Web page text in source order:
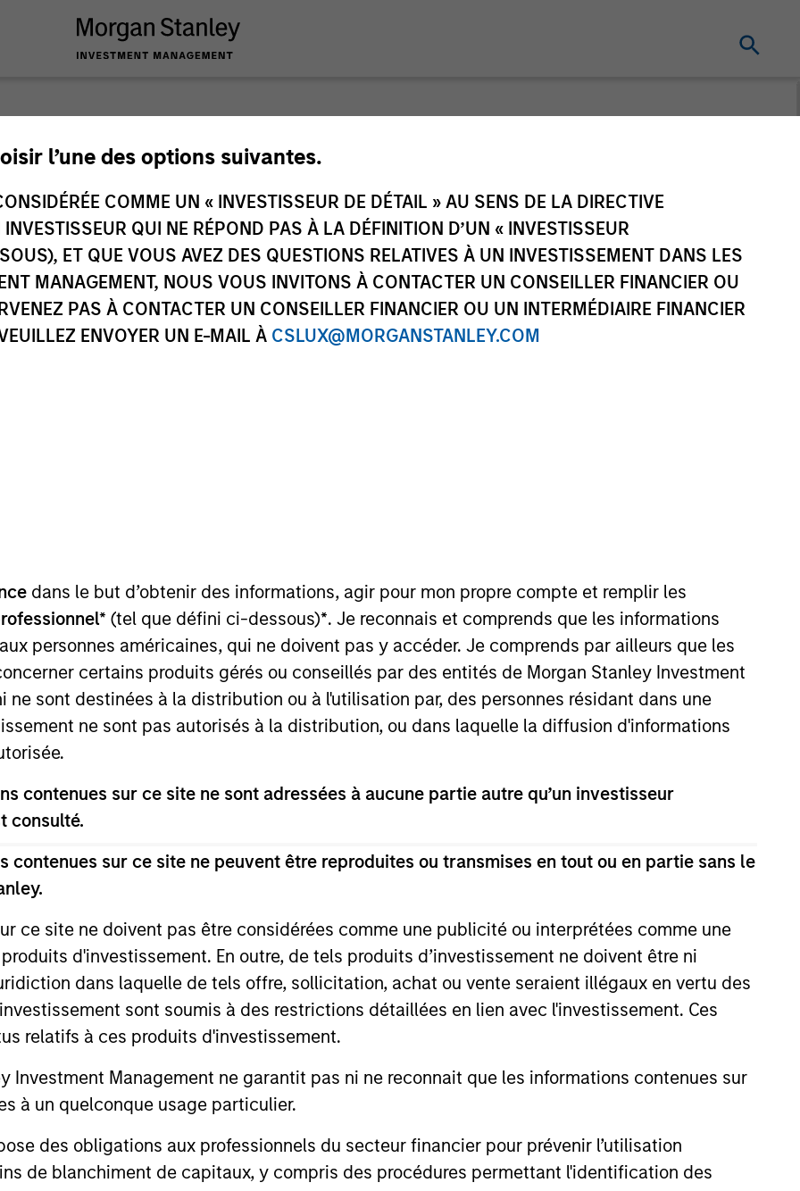
l’une des options suivantes.
COMME UN « INVESTISSEUR DE DÉTAIL » AU SENS DE LA DIRECTIVE
QUI NE RÉPOND PAS À LA DÉFINITION D’UN « INVESTISSEUR
ET QUE VOUS AVEZ DES QUESTIONS RELATIVES À UN INVESTISSEMENT DANS LES
MANAGEMENT, NOUS VOUS INVITONS À CONTACTER UN CONSEILLER FINANCIER OU
PAS À CONTACTER UN CONSEILLER FINANCIER OU UN INTERMÉDIAIRE FINANCIER
ENVOYER UN E-MAIL À CSLUX@MORGANSTANLEY.COM
dans le but d’obtenir des informations, agir pour mon propre compte et remplir les
(tel que défini ci-dessous)*. Je reconnais et comprends que les informations
personnes américaines, qui ne doivent pas y accéder. Je comprends par ailleurs que les
certains produits gérés ou conseillés par des entités de Morgan Stanley Investment
ne sont destinées à la distribution ou à l'utilisation par, des personnes résidant dans une
ne sont pas autorisés à la distribution, ou dans laquelle la diffusion d'informations
contenues sur ce site ne sont adressées à aucune partie autre qu’un investisseur
consulté.
contenues sur ce site ne peuvent être reproduites ou transmises en tout ou en partie sans le
ce site ne doivent pas être considérées comme une publicité ou interprétées comme une
d'investissement. En outre, de tels produits d’investissement ne doivent être ni
dans laquelle de tels offre, sollicitation, achat ou vente seraient illégaux en vertu des
sont soumis à des restrictions détaillées en lien avec l'investissement. Ces
relatifs à ces produits d'investissement.
Investment Management ne garantit pas ni ne reconnait que les informations contenues sur
à un quelconque usage particulier.
des obligations aux professionnels du secteur financier pour prévenir l’utilisation
de blanchiment de capitaux, y compris des procédures permettant l'identification des
Observer
and novel insights across disciplines for sharper decision-making.
Mauboussin
Director
Dan Callahan, CFA
Vice President
of prediction
betting markets,
the market, give
and consider the
zero-sum, but the
Understanding
for
and the
the present
how PVGO
of market timing
that the stocks of
those
suggests the
than the value
and differentiated thinking.
Get Counterpoint Global Insights and others delivered to your
inbox.